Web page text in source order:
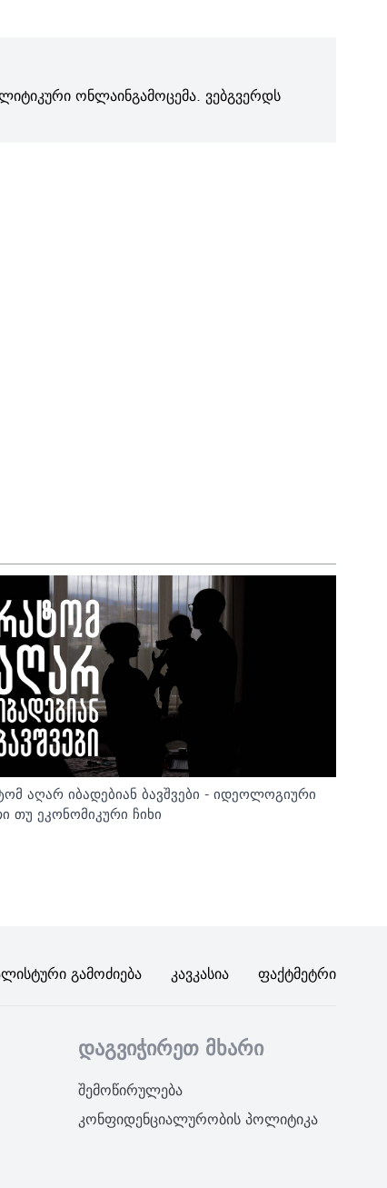
ონლაინგამოცემა. ვებგვერდს
აღარ იბადებიან ბავშვები - იდეოლოგიური
თუ ეკონომიკური ჩიხი
Გამოძიება Კავკასია Ფაქტმეტრი
დაგვიჭირეთ მხარი
შემოწირულება
კონფიდენციალურობის პოლიტიკა